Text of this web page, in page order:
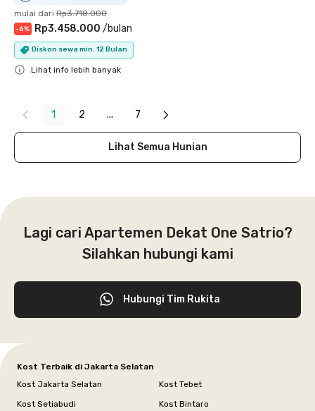
mulai dari Rp3.718.000
-6% Rp3.458.000 /bulan
Diskon sewa min. 12 Bulan
Lihat info lebih banyak
1 2 ... 7
Lihat Semua Hunian
Lagi cari Apartemen Dekat One Satrio?
Silahkan hubungi kami
Hubungi Tim Rukita
Kost Terbaik di Jakarta Selatan
Kost Jakarta Selatan
Kost Tebet
Kost Setiabudi
Kost Bintaro